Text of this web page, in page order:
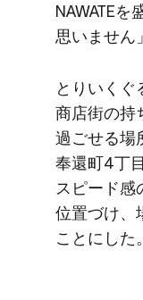
NAWATEを​
思いません
とりいく​ぐ
商店街の​持
過ごせる​場
奉還町4丁
スピード感
位置づけ、​
ことにした。